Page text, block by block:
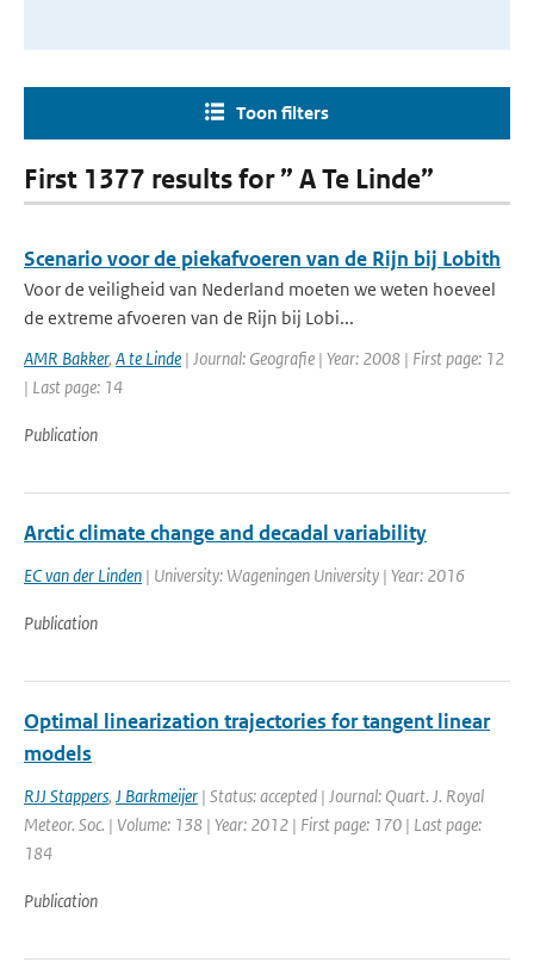
Toon filters
First 1377 results for ” A Te Linde”
Scenario voor de piekafvoeren van de Rijn bij Lobith
Voor de veiligheid van Nederland moeten we weten hoeveel
de extreme afvoeren van de Rijn bij Lobi...
AMR Bakker, A te Linde | Journal: Geografie | Year: 2008 | First page: 12
| Last page: 14
Publication
Arctic climate change and decadal variability
EC van der Linden | University: Wageningen University | Year: 2016
Publication
Optimal linearization trajectories for tangent linear
models
RJJ Stappers, J Barkmeijer | Status: accepted | Journal: Quart. J. Royal
Meteor. Soc. | Volume: 138 | Year: 2012 | First page: 170 | Last page:
184
Publication